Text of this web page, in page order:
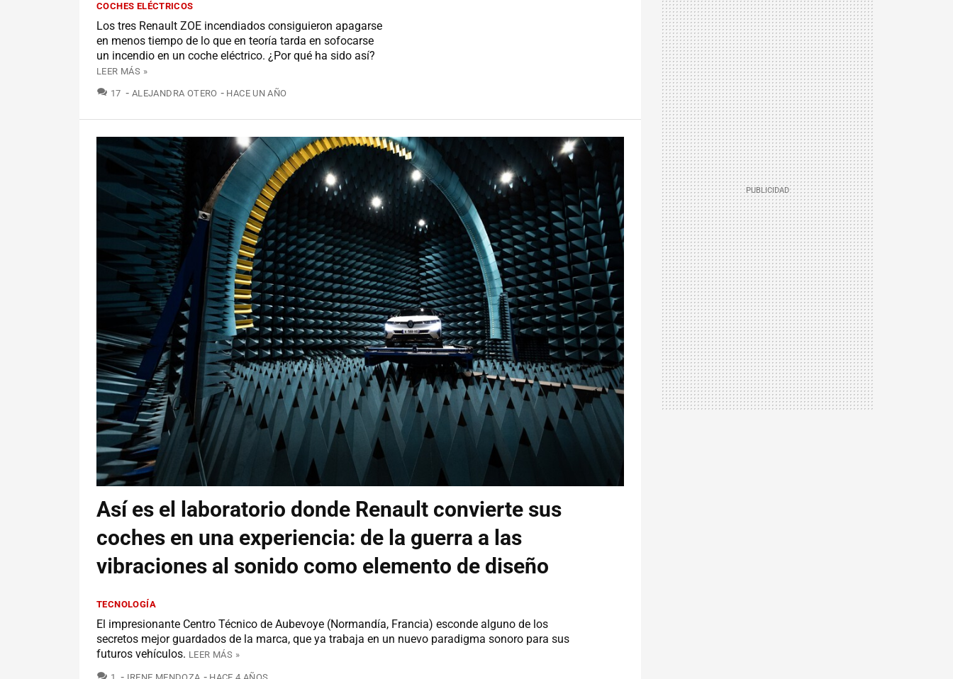
COCHES ELÉCTRICOS
Los tres Renault ZOE incendiados consiguieron apagarse
en menos tiempo de lo que en teoría tarda en sofocarse
un incendio en un coche eléctrico. ¿Por qué ha sido así?
LEER MÁS »
17 COMENTARIOS
ALEJANDRA OTERO HACE UN AÑO
Así es el laboratorio donde Renault convierte sus
coches en una experiencia: de la guerra a las
vibraciones al sonido como elemento de diseño
TECNOLOGÍA
El impresionante Centro Técnico de Aubevoye (Normandía, Francia) esconde alguno de los
secretos mejor guardados de la marca, que ya trabaja en un nuevo paradigma sonoro para sus
futuros vehículos. LEER MÁS »
COMENTARIOS